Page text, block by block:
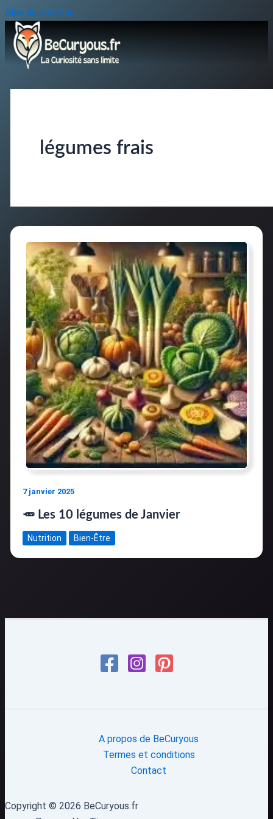
Aller au contenu
légumes frais
7 janvier 2025
🥕 Les 10 légumes de Janvier
Nutrition Bien-Être
A propos de BeCuryous
Termes et conditions
Contact
Copyright © 2026 BeCuryous.fr